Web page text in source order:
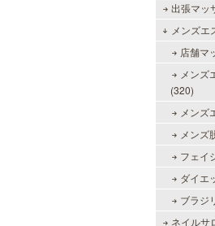
出張マッ
メンズエ
店舗マ
メンズ
(320)
メンズ
メンズ
フェイ
ダイエ
ブラジ
ネイルサ